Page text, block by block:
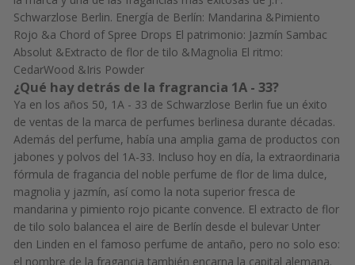
Schwarzlose Berlin. Energía de Berlín: Mandarina &Pimiento
Rojo &a Chord of Spree Drops El patrimonio: Jazmín Sambac
Absolut &Extracto de flor de tilo &Magnolia El ritmo:
CedarWood &Iris Powder
¿Qué hay detrás de la fragrancia 1A - 33?
Ya en los años 50, 1A - 33 de Schwarzlose Berlin fue un éxito
de ventas de la marca de perfumes berlinesa durante décadas.
Además del perfume, había una amplia gama de productos con
jabones y polvos del 1A-33. Incluso hoy en día, la extraordinaria
fórmula de fragancia del noble perfume de flor de lima dulce,
magnolia y jazmín, así como la nota superior fresca de
mandarina y pimiento rojo picante convence. El extracto de flor
de tilo solo balancea el aire de Berlín desde el bulevar Unter
den Linden en el famoso perfume de antaño, pero no solo eso:
el nombre de la fragancia también encarna la capital alemana.